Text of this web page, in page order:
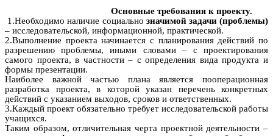
Основные требования к проекту.
1.Необходимо наличие социально значимой задачи (проблемы)
– исследовательской, информационной, практической.
2.Выполнение проекта начинается с планирования действий по
разрешению проблемы, иными словами – с проектирования
самого проекта, в частности – с определения вида продукта и
формы презентации.
Наиболее важной частью плана является пооперационная
разработка проекта, в которой указан перечень конкретных
действий с указанием выходов, сроков и ответственных.
3.Каждый проект обязательно требует исследовательской работы
учащихся.
Таким образом, отличительная черта проектной деятельности –